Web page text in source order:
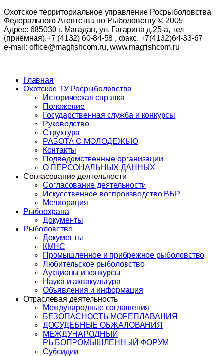
Охотское территориальное управление Росрыболовства
Федерального Агентства по Рыболовству © 2009
Адрес: 685030 г. Магадан, ул. Гагарина д.25-а, тел
(приёмная).+7 (4132) 60-84-58 , факс. +7(4132)64-33-67
e-mail: office@magfishcom.ru, www.magfishcom.ru
Главная
Охотское ТУ Росрыболовства
Историческая справка
Положение
Государственная служба и конкурсы
Руководство
Структура
РАБОТА С МОЛОДЕЖЬЮ
Контакты
Подведомственные организации
О ПЕРСОНАЛЬНЫХ ДАННЫХ
Согласование деятельности
Согласование деятельности
Искусственное воспроизводство ВБР
Мелиорация
Рыбоохрана
Документы
Рыболовство
Документы
КМНС
Промышленное и прибрежное рыболовство
Любительское рыболовство
Аукционы и конкурсы
Наука и аквакультура
Объявления и информация
Отраслевая деятельность
Международные соглашения
БЕЗОПАСНОСТЬ МОРЕПЛАВАНИЯ
ДОСУДЕБНЫЕ ОБЖАЛОВАНИЯ
МЕЖДУНАРОДНЫЙ
РЫБОПРОМЫШЛЕННЫЙ ФОРУМ
Субсидии